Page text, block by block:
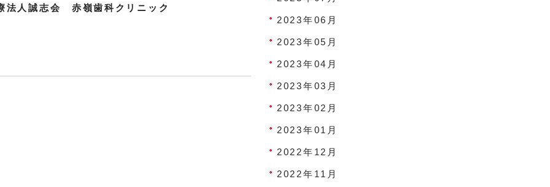
法人誠志会 赤嶺歯科クリニック
2023年06月
2023年05月
2023年04月
2023年03月
2023年02月
2023年01月
2022年12月
2022年11月